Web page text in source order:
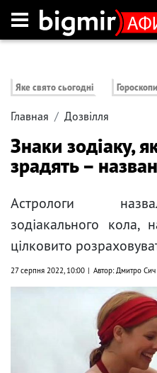
Яке свято сьогодні
Главная Дозвілля
Знаки зодіаку,
зрадять –
Астрологи
зодіакального кола,
цілковито
27 серпня 2022, 10:00 Автор: Дмитро Сич